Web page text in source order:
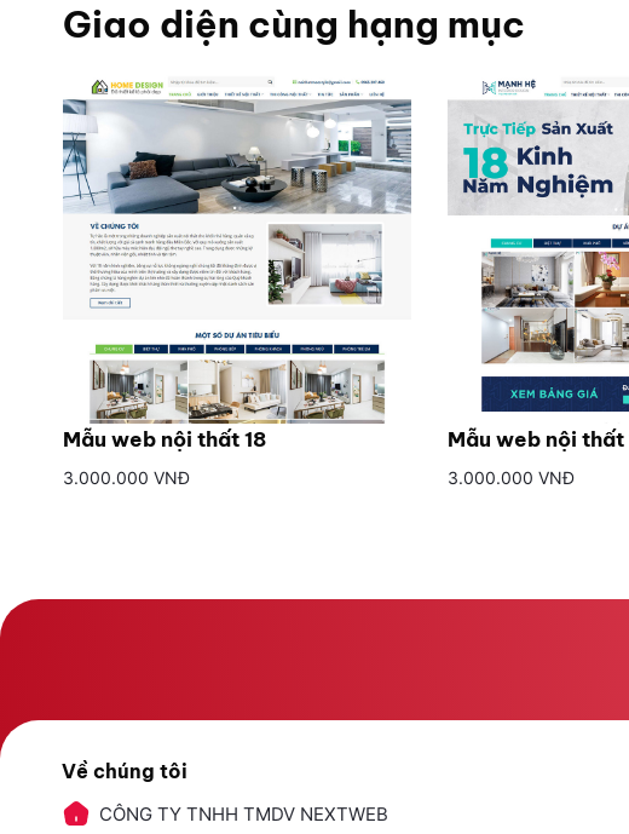
Giao diện cùng hạng mục
Mẫu web nội thất 18
3.000.000 VNĐ
Mẫu web nội thất
3.000.000 VNĐ
Về chúng tôi
CÔNG TY TNHH TMDV NEXTWEB